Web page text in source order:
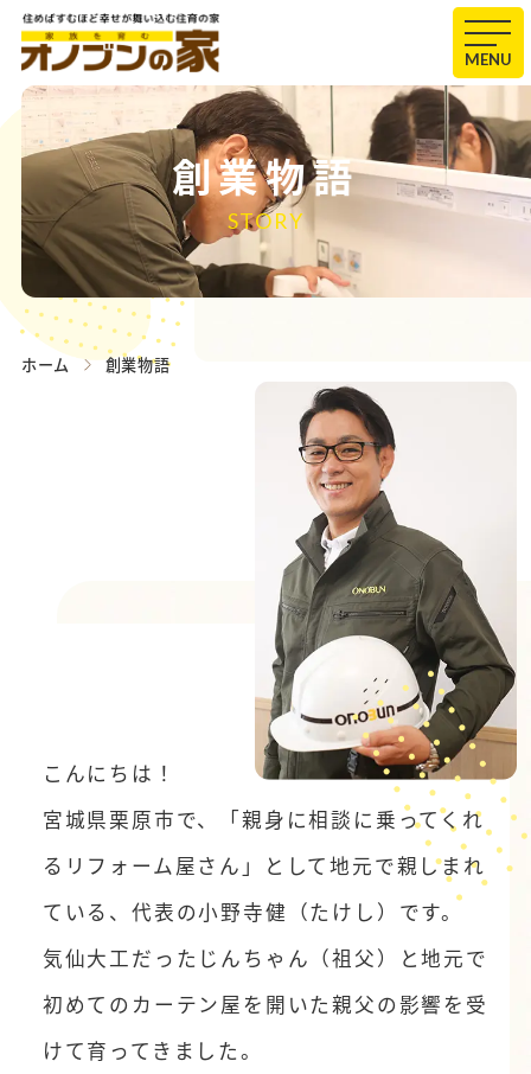
MENU
創業物語
STORY
ホーム 創業物語
こんにちは！
宮城県栗原市で、「親身に相談に乗ってくれ
るリフォーム屋さん」として地元で親しまれ
ている、代表の小野寺健（たけし）です。
気仙大工だったじんちゃん（祖父）と地元で
初めてのカーテン屋を開いた親父の影響を受
けて育ってきました。